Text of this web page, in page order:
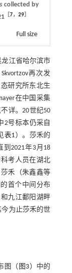
collected by
7 ， 29］
Full size
江省哈尔滨市
再次发
研究所东北生
在中国采集
详。20世纪50
2号标本仍采自
表1 ）。莎禾的
2021年3月18
考人员在湖北
禾（朱鑫鑫等
首个中间分布
九江鄱阳湖畔
为止莎禾的世
图（ 图3 ）中的